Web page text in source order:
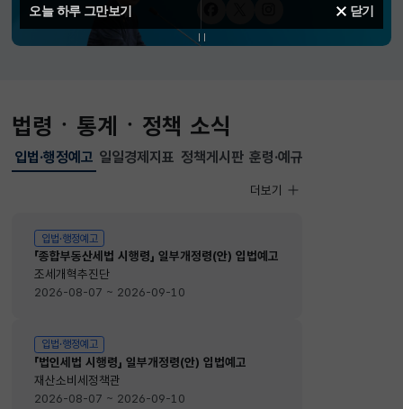
오늘 하루 그만보기 닫기
법령ㆍ통계ㆍ정책 소식
입법·행정예고
선택됨
입법·행정예고
입법·행정예고
「종합부동산세법 시행령」 일부개정령(안) 입법예고
조세개혁추진단
2026-08-07 ~ 2026-09-10
입법·행정예고
「법인세법 시행령」 일부개정령(안) 입법예고
재산소비세정책관
2026-08-07 ~ 2026-09-10
입법·행정예고
더보기
일일경제지표 정책게시판 훈령·예규